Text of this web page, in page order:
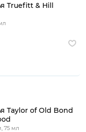
Truefitt & Hill
Taylor of Old Bond
75 мл